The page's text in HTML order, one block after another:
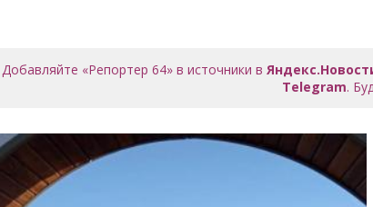
Добавляйте «Репортер 64» в источники в
Telegram.